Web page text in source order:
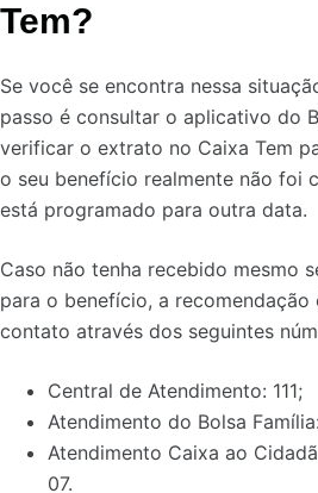
Tem?
Se você se encontra nessa
passo é consultar o aplicativo do
verificar o extrato no Caixa Tem
o seu benefício realmente não foi
está programado para outra data.
Caso não tenha recebido mesmo
para o benefício, a recomendação
contato através dos seguintes
Central de Atendimento: 111;
Atendimento do Bolsa
Atendimento Caixa ao
07.